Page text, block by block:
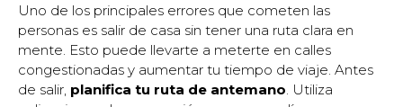
Uno de los principales errores que cometen las
personas es salir de casa sin tener una ruta clara en
mente. Esto puede llevarte a meterte en calles
congestionadas y aumentar tu tiempo de viaje. Antes
de salir, planifica tu ruta de antemano . Utiliza